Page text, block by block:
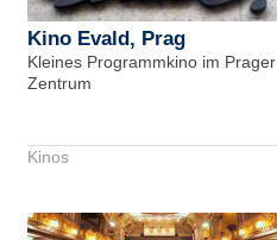
Kino Evald, Prag
Kleines Programmkino im Prager
Zentrum
Kinos